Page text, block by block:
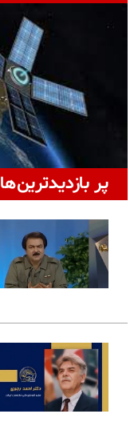
پر بازدیدترین‌ها